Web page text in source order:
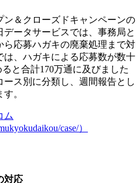
＆クローズドキャンペーンの
ータサービスでは、事務局と
ら応募ハガキの廃棄処理まで対
、ハガキによる応募数が数十
と合計170万通に及びました
ース別に分類し、週間報告とし
。
ム
case/）
対応